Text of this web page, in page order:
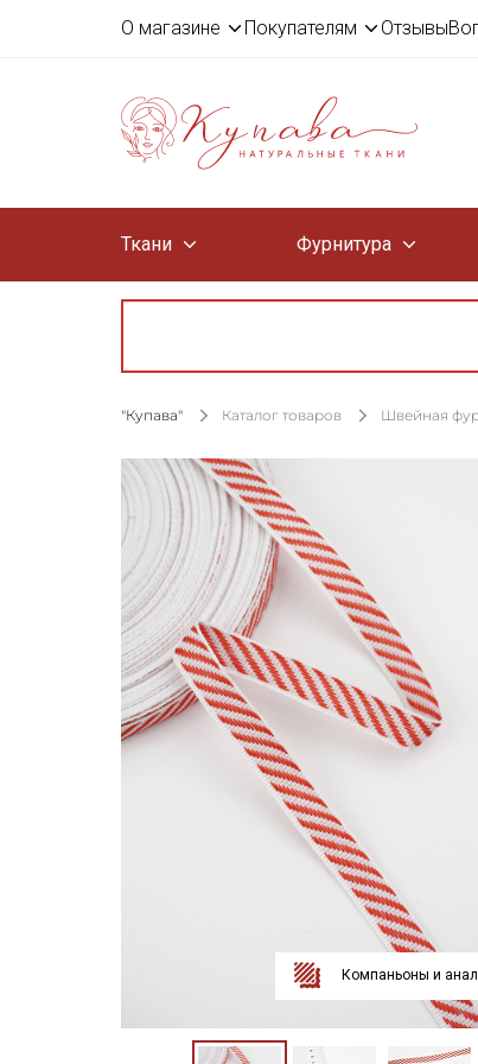
О магазине Покупателям Отзывы
Ткани Фурнитура
"Купава" Каталог товаров Швейная
Компаньоны и